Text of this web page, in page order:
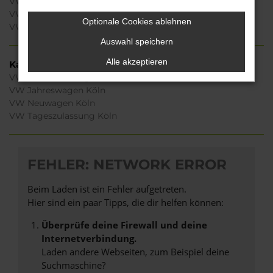
VW ID.5 Köln
VW ID.7 Köln
Kategorie
VW Gebrauchtwagen Köln
VW Jahreswagen Köln
VW Neuwagen Köln
VW Tageszulassung Köln
FEHLER: NETWORK ERROR
Beim Laden ist ein Fehler aufgetreten.
Hier sind ein paar Tipps, die dir helfen können:
Überprüfe deine Firewall und deine
Internetverbindung.
Laden andere Webseiten, zum Beispiel deine
Suchmaschine?
Optionale Cookies ablehnen
Auswahl speichern
Alle akzeptieren